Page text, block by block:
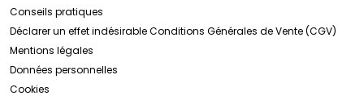
Conseils pratiques
Déclarer un effet indésirableConditions Générales de Vente (CGV)
Mentions légales
Données personnelles
Cookies